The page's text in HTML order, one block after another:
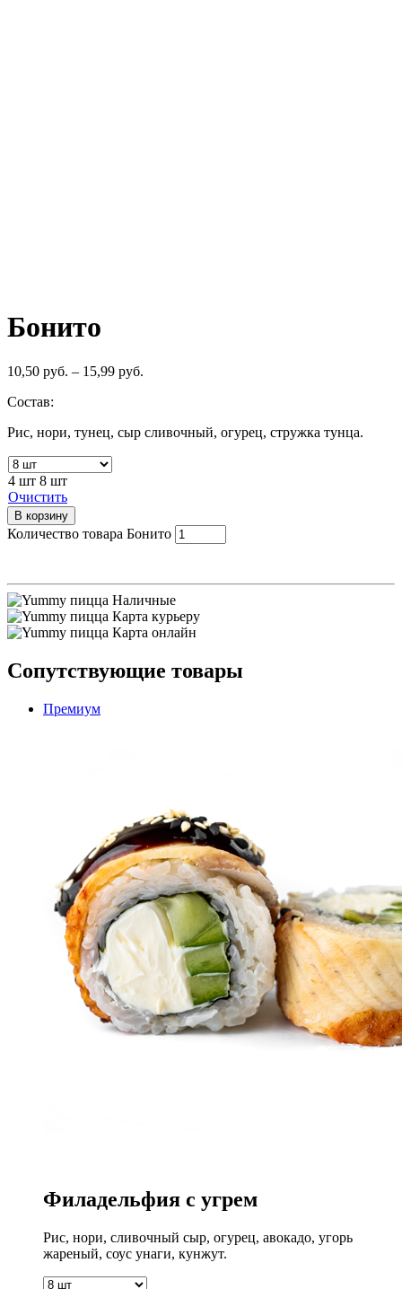
Бонито
10,50 руб. – 15,99 руб.
Состав:
Рис, нори, тунец, сыр сливочный, огурец, стружка тунца.
4 шт 8 шт
Очистить
В корзину
Количество товара Бонито
Наличные
Карта курьеру
Карта онлайн
Сопутствующие товары
Премиум
Филадельфия с угрем
Рис, нори, сливочный сыр, огурец, авокадо, угорь
жареный, соус унаги, кунжут.